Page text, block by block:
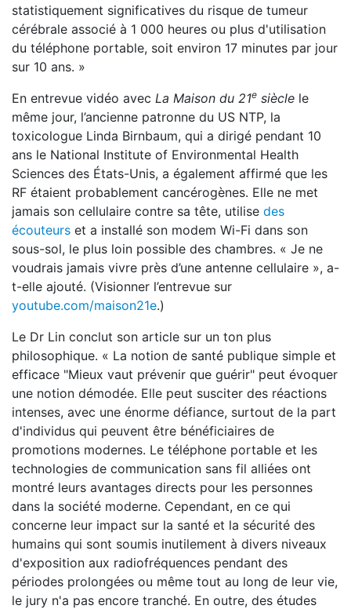
statistiquement significatives du risque de tumeur
cérébrale associé à 1 000 heures ou plus d'utilisation
du téléphone portable, soit environ 17 minutes par jour
sur 10 ans. »
En entrevue vidéo avec La Maison du 21e siècle le
même jour, l’ancienne patronne du US NTP, la
toxicologue Linda Birnbaum, qui a dirigé pendant 10
ans le National Institute of Environmental Health
Sciences des États-Unis, a également affirmé que les
RF étaient probablement cancérogènes. Elle ne met
jamais son cellulaire contre sa tête, utilise des
écouteurs et a installé son modem Wi-Fi dans son
sous-sol, le plus loin possible des chambres. « Je ne
voudrais jamais vivre près d’une antenne cellulaire », a-
t-elle ajouté. (Visionner l’entrevue sur
youtube.com/maison21e.)
Le Dr Lin conclut son article sur un ton plus
philosophique. « La notion de santé publique simple et
efficace "Mieux vaut prévenir que guérir" peut évoquer
une notion démodée. Elle peut susciter des réactions
intenses, avec une énorme défiance, surtout de la part
d'individus qui peuvent être bénéficiaires de
promotions modernes. Le téléphone portable et les
technologies de communication sans fil alliées ont
montré leurs avantages directs pour les personnes
dans la société moderne. Cependant, en ce qui
concerne leur impact sur la santé et la sécurité des
humains qui sont soumis inutilement à divers niveaux
d'exposition aux radiofréquences pendant des
périodes prolongées ou même tout au long de leur vie,
le jury n'a pas encore tranché. En outre, des études